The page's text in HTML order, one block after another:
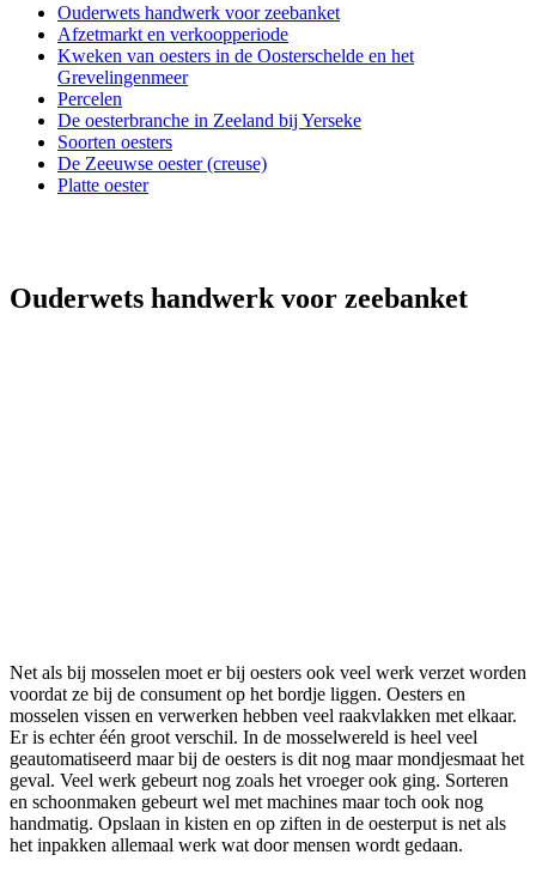
Ouderwets handwerk voor zeebanket
Afzetmarkt en verkoopperiode
Kweken van oesters in de Oosterschelde en het
Grevelingenmeer
Percelen
De oesterbranche in Zeeland bij Yerseke
Soorten oesters
De Zeeuwse oester (creuse)
Platte oester
Ouderwets handwerk voor zeebanket
Net als bij mosselen moet er bij oesters ook veel werk verzet worden
voordat ze bij de consument op het bordje liggen. Oesters en
mosselen vissen en verwerken hebben veel raakvlakken met elkaar.
Er is echter één groot verschil. In de mosselwereld is heel veel
geautomatiseerd maar bij de oesters is dit nog maar mondjesmaat het
geval. Veel werk gebeurt nog zoals het vroeger ook ging. Sorteren
en schoonmaken gebeurt wel met machines maar toch ook nog
handmatig. Opslaan in kisten en op ziften in de oesterput is net als
het inpakken allemaal werk wat door mensen wordt gedaan.